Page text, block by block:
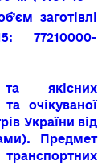
заготівлі
77210000-
та якісних
очікуваної
України від
Предмет